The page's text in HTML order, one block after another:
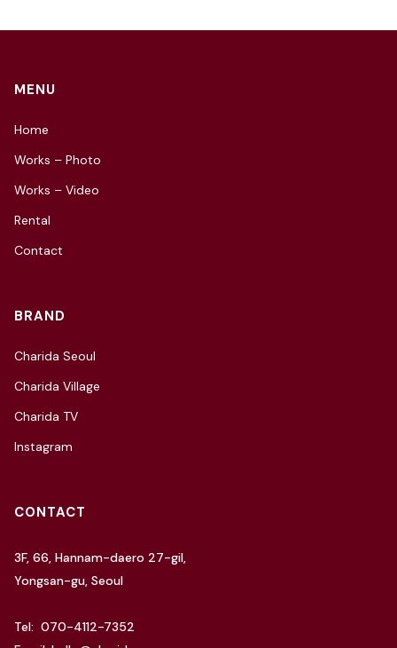
MENU
Home
Works – Photo
Works – Video
Rental
Contact
BRAND
Charida Seoul
Charida Village
Charida TV
Instagram
CONTACT
3F, 66, Hannam-daero 27-gil,
Yongsan-gu, Seoul
Tel: 070-4112-7352